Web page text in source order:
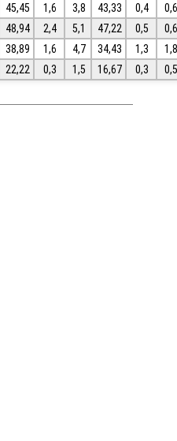
45,45 1,6 3,8 43,33 0,4
0,6
48,94 2,4 5,1 47,22 0,5
0,6
38,89 1,6 4,7 34,43 1,3
1,8
22,22 0,3 1,5 16,67 0,3 0,5